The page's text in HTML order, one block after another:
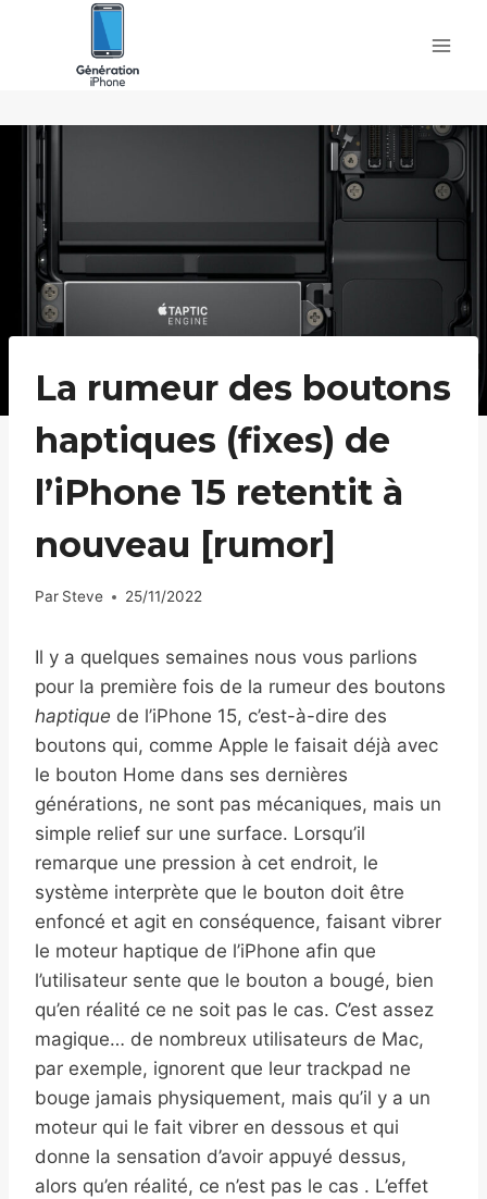
La rumeur des boutons
haptiques (fixes) de
l’iPhone 15 retentit à
nouveau [rumor]
Par Steve 25/11/2022
Il y a quelques semaines nous vous parlions
pour la première fois de la rumeur des boutons
haptique de l’iPhone 15, c’est-à-dire des
boutons qui, comme Apple le faisait déjà avec
le bouton Home dans ses dernières
générations, ne sont pas mécaniques, mais un
simple relief sur une surface. Lorsqu’il
remarque une pression à cet endroit, le
système interprète que le bouton doit être
enfoncé et agit en conséquence, faisant vibrer
le moteur haptique de l’iPhone afin que
l’utilisateur sente que le bouton a bougé, bien
qu’en réalité ce ne soit pas le cas. C’est assez
magique… de nombreux utilisateurs de Mac,
par exemple, ignorent que leur trackpad ne
bouge jamais physiquement, mais qu’il y a un
moteur qui le fait vibrer en dessous et qui
donne la sensation d’avoir appuyé dessus,
alors qu’en réalité, ce n’est pas le cas . L’effet